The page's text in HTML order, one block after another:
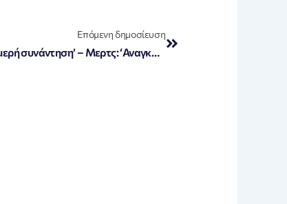
Επόμενη δημοσίευση
Τραμπ: ‘Μίλησα με τον Πούτιν για τριμερή συνάντηση’ – Μερτς: ‘Αναγκαία η κατάπαυση του πυρός’ – Ολοκληρώθηκαν οι κρίσιμες συνομιλίες στο Λευκό Οίκο